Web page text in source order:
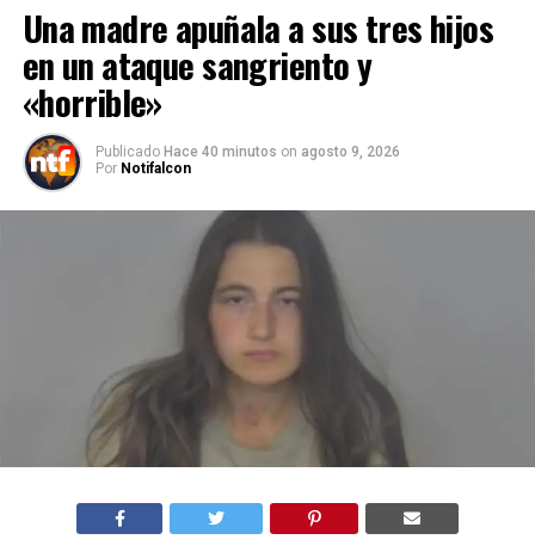
Una madre apuñala a sus tres hijos
en un ataque sangriento y
«horrible»
Publicado Hace 40 minutos on agosto 9, 2026
Por Notifalcon